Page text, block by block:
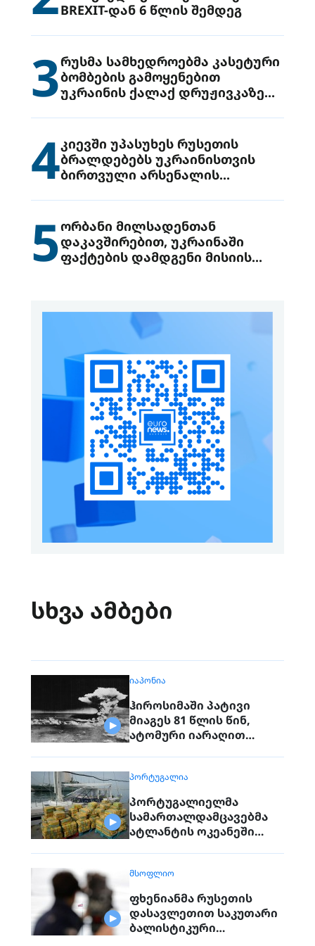
BREXIT-დან 6 წლის შემდეგ
3რუსმა სამხედროებმა კასეტური
ბომბების გამოყენებით
უკრაინის ქალაქ დრუჟივკაზე
4კიევში უპასუხეს რუსეთის
ბრალდებებს უკრაინისთვის
ბირთვული არსენალის
5ორბანი მილსადენთან
დაკავშირებით, უკრაინაში
ფაქტების დამდგენი მისიის
სხვა ამბები
ᲘᲐᲞᲝᲜᲘᲐ
ჰიროსიმაში პატივი
მიაგეს 81 წლის წინ,
ატომური იარაღით
ᲞᲝᲠᲢᲣᲒᲐᲚᲘᲐ
პორტუგალიელმა
სამართალდამცავებმა
ატლანტის ოკეანეში
ᲛᲡᲝᲤᲚᲘᲝ
ფხენიანმა რუსეთის
დასავლეთით საკუთარი
ბალისტიკური